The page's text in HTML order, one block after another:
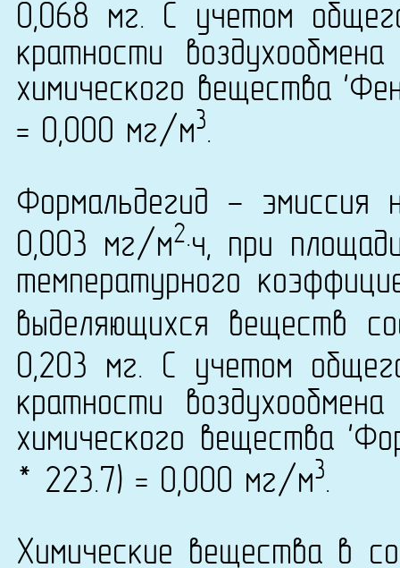
0,068 мг. С учетом
кратности
химического вещества
= 0,000 мг/м3.
Формальдегид - эмиссия
0,003 мг/м2·ч, при
температурного
выделяющихся веществ
0,203 мг. С учетом
кратности
химического вещества
* 223.7) = 0,000 мг/м3.
Химические вещества в